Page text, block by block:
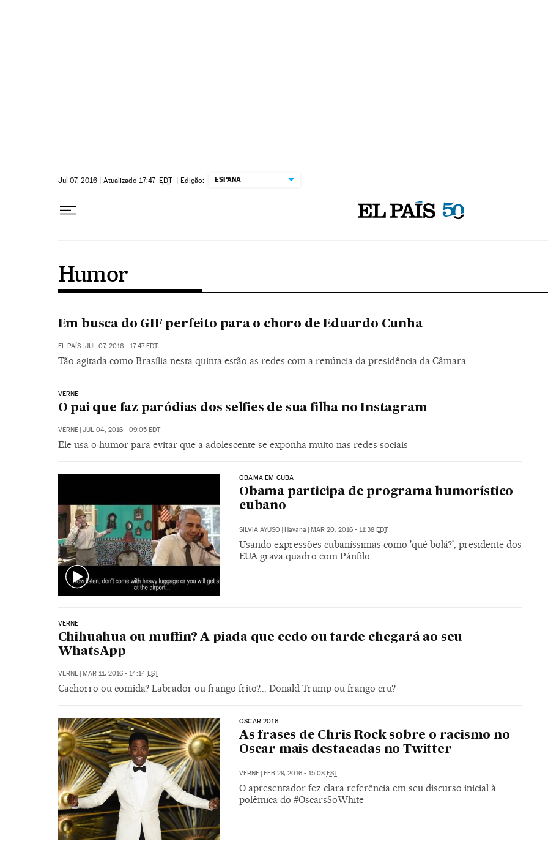
Jul 07, 2016 | Atualizado 17:47 EDT | Edição: ESPAÑA
Humor
Em busca do GIF perfeito para o choro de Eduardo Cunha
EL PAÍS | JUL 07, 2016 - 17:47EDT
Tão agitada como Brasília nesta quinta estão as redes com a renúncia da presidência da Câmara
VERNE
O pai que faz paródias dos selfies de sua filha no Instagram
VERNE | JUL 04, 2016 - 09:05 EDT
Ele usa o humor para evitar que a adolescente se exponha muito nas redes sociais
OBAMA EM CUBA
Obama participa de programa humorístico
cubano
SILVIA AYUSO | Havana | MAR 20, 2016 - 11:38 EDT
Usando expressões cubaníssimas como 'qué bolá?', presidente dos
EUA grava quadro com Pánfilo
VERNE
Chihuahua ou muffin? A piada que cedo ou tarde chegará ao seu
WhatsApp
VERNE MAR 11, 2016 - 14:14 EST
Cachorro ou comida? Labrador ou frango frito?... Donald Trump ou frango cru?
OSCAR 2016
As frases de Chris Rock sobre o racismo no
Oscar mais destacadas no Twitter
VERNE FEB 29, 2016 - 15:08 EST
O apresentador fez clara referência em seu discurso inicial à
polêmica do #OscarsSoWhite